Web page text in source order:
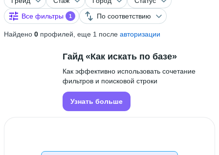
Все фильтры
1 По соответствию
Найдено 0 профилей, еще 1 после авторизации
Гайд «Как искать по базе»
Как эффективно использовать сочетание
фильтров и поисковой строки
Узнать больше